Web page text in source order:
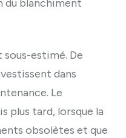
du blanchiment
estimé. De
dans
Le
plus tard, lorsque la
obsolètes et que